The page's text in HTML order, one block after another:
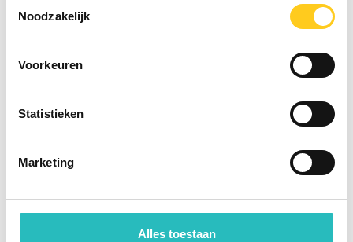
Noodzakelijk
Voorkeuren
Statistieken
Marketing
Alles toestaan